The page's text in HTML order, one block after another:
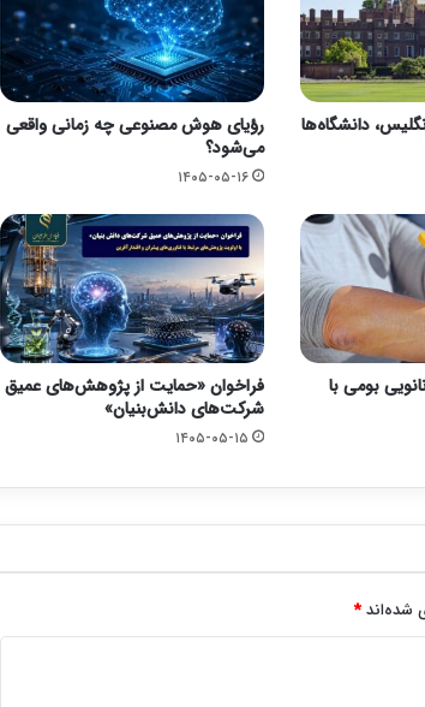
دانشگاه‌ها
رؤیای هوش مصنوعی چه زمانی واقعی
می‌شود؟
۱۴۰۵-۰۵-۱۶
بومی با
فراخوان «حمایت از پژوهش‌های عمیق
شرکت‌های دانش‌بنیان»
۱۴۰۵-۰۵-۱۵
شده‌اند*